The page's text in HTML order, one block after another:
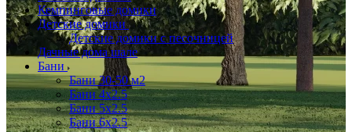
Кемпинговые домики
Детские домики
Детские домики с песочницей
Дачные дома шале
Бани
Бани 30-50 м2
Бани 4x2.5
Бани 5x2.5
Бани 6x2.5